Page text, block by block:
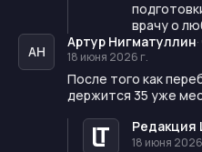
врачу о
АН
Артур Нигматуллин·
18 июня 2026 г.
После того как
держится 35 уже
Редакция
18 июня